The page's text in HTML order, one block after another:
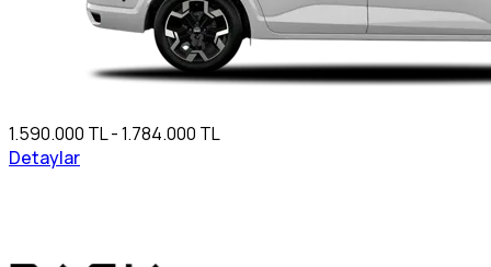
1.590.000 TL - 1.784.000 TL
Detaylar